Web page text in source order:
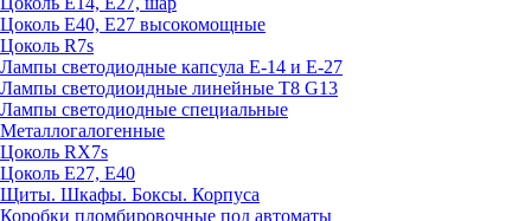
Цоколь Е40, Е27 высокомощные
Цоколь R7s
Лампы светодиодные капсула Е-14 и Е-27
Лампы светодиоидные линейные T8 G13
Лампы светодиодные специальные
Металлогалогенные
Цоколь RX7s
Цоколь Е27, E40
Щиты. Шкафы. Боксы. Корпуса
Коробки пломбировочные под автоматы